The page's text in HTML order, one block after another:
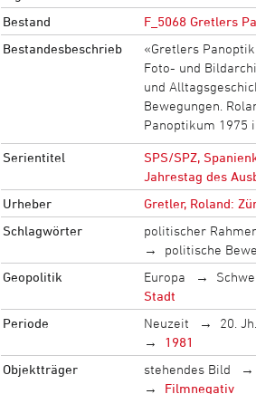
Bestand
F_5068 Gretlers
Bestandesbeschrieb
«Gretlers
Foto- und
und
Bewegungen.
Panoptikum 1975
Serientitel
SPS/SPZ,
Jahrestag des
Urheber
Gretler, Roland:
Schlagwörter
politischer
politische
Geopolitik
Europa
Stadt
Periode
Neuzeit 20. Jh.
1981
Objektträger
stehendes Bild
Filmnegativ